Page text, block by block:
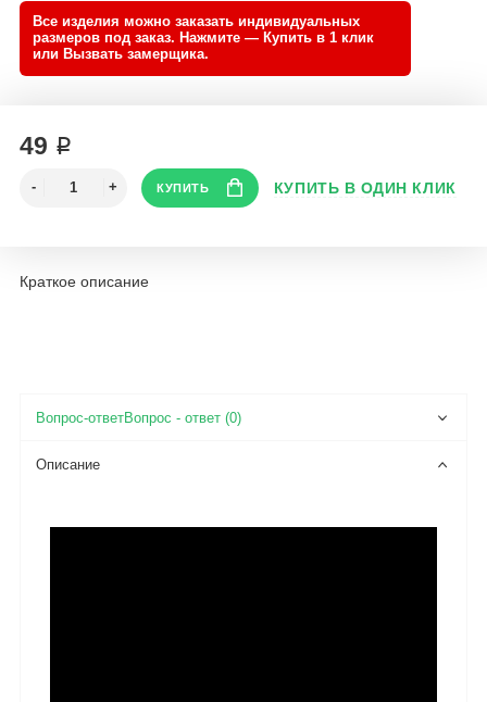
49 ₽
Краткое описание
Вопрос - ответ (0)
Описание